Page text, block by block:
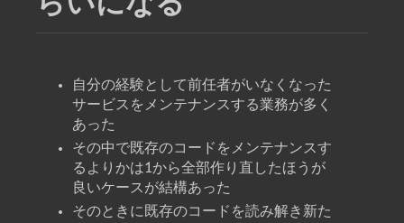
自分の経験として前任者がいなくなった
サービスをメンテナンスする業務が多く
あった
その中で既存のコードをメンテナンスす
るよりかは1から全部作り直したほうが
良いケースが結構あった
そのときに既存のコードを読み解き新た